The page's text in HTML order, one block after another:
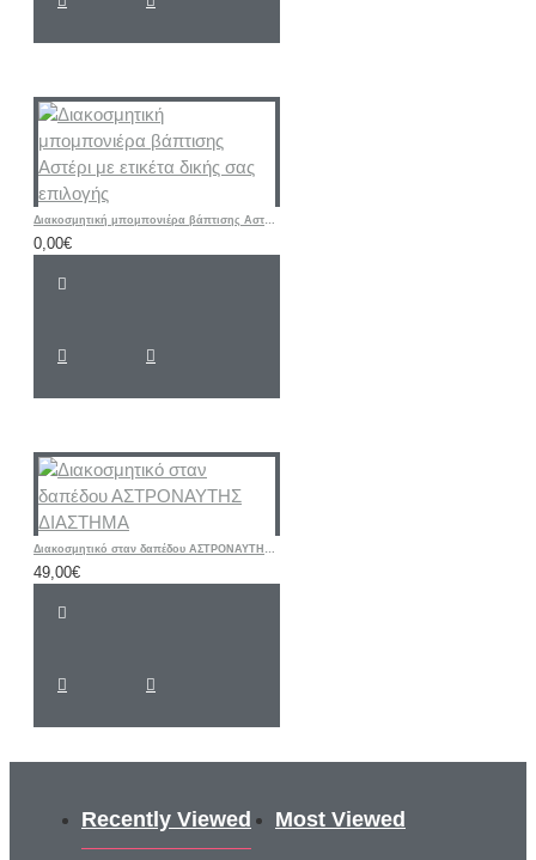
Διακοσμητική μπομπονιέρα βάπτισης Αστέρι με ετικέτα δικής σας επιλογής
0,00€
Διακοσμητικό σταν δαπέδου ΑΣΤΡΟΝΑΥΤΗΣ ΔΙΑΣΤΗΜΑ
49,00€
Recently Viewed Most Viewed